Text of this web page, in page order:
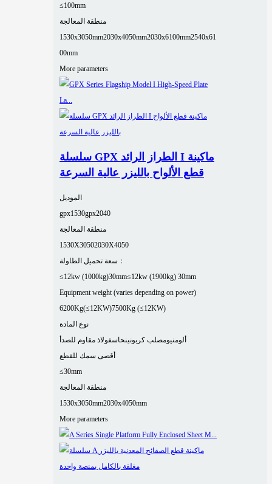
≤100mm
منطقة المعالجة
1530x3050mm2030x4050mm2030x6100mm2540x61
00mm
More parameters
سلسلة GPX الطراز الرائد I ماكينة
قطع الألواح بالليزر عالية السرعة
الموديل
gpx1530gpx2040
منطقة المعالجة
1530X30502030X4050
سعة تحميل الطاولة：
≤12kw (1000kg)30mm≤12kw (1900kg) 30mm
Equipment weight (varies depending on power)
6200Kg(≤12KW)7500Kg (≤12KW)
نوع المادة
ألومنيومصلب كربونينحاسفولاذ مقاوم للصدأ
أقصى سمك للقطع
≤30mm
منطقة المعالجة
1530x3050mm2030x4050mm
More parameters